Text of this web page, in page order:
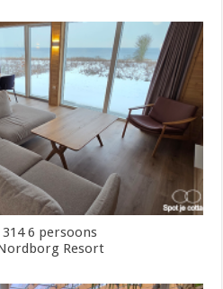
6 persoons
Resort